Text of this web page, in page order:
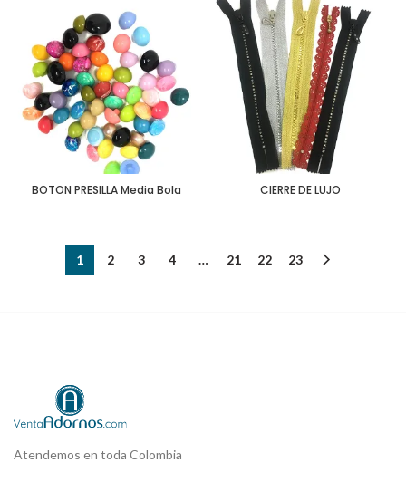
BOTON PRESILLA Media Bola CIERRE DE LUJO
1 2 3 4 … 21 22 23
Atendemos en toda Colombia